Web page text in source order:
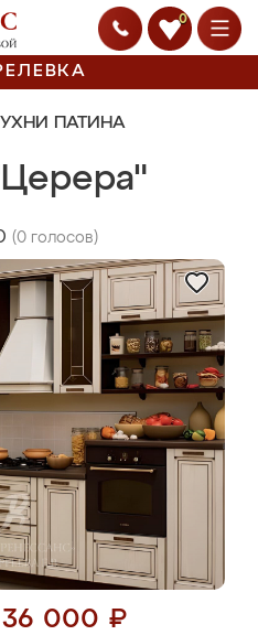
0
ПАТИНА
(0 голосов)
36 000 ₽